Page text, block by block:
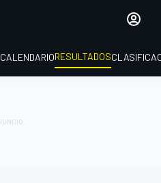
CALENDARIORESULTADOS